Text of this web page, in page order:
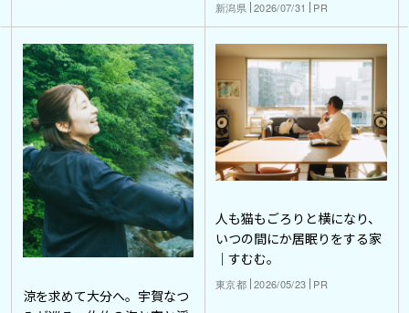
新潟県 2026/07/31 PR
涼を求めて大分へ。宇賀なつ
人も猫もごろりと横になり、
いつの間にか居眠りをする家
｜すむむ。
東京都 2026/05/23 PR